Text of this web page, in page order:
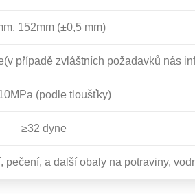
152mm (±0,5 mm)
případě zvláštních požadavků nás
(podle tloušťky)
≥32 dyne
pečení, a další obaly na potraviny,